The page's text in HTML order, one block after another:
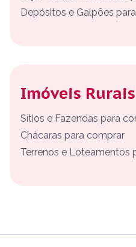
Depósitos e Galpões
Imóveis Rurais
Sítios e Fazendas para
Chácaras para comprar
Terrenos e Loteamentos